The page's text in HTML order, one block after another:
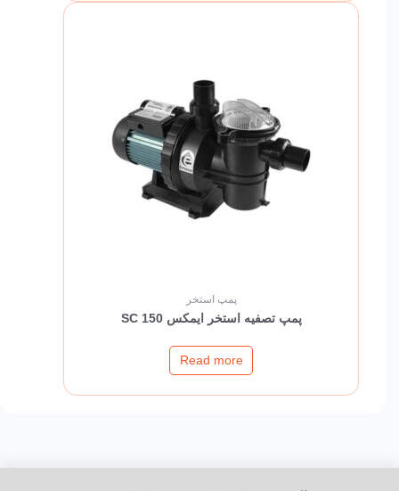
پمپ استخر
پمپ تصفیه استخر ایمکس SC 150
Read more